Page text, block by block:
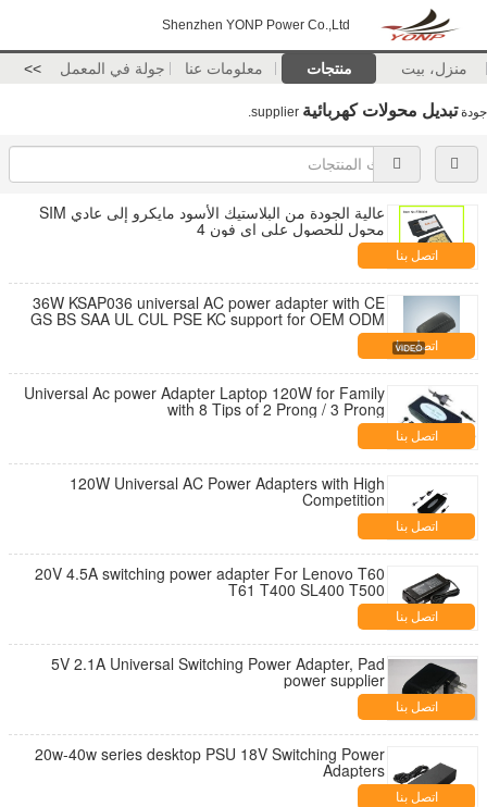
Shenzhen YONP Power Co.,Ltd
منزل، بيت منتجات معلومات عنا جولة في المعمل >>
جودةتبديل محولات كهربائية
عالية الجودة من البلاستيك الأسود مايكرو إلى عادي SIM
محول للحصول على اي فون 4
اتصل بنا
36W KSAP036 universal AC power adapter with CE
GS BS SAA UL CUL PSE KC support for OEM ODM
اتصل بنا
Universal Ac power Adapter Laptop 120W for Family
with 8 Tips of 2 Prong / 3 Prong
اتصل بنا
120W Universal AC Power Adapters with High
Competition
اتصل بنا
20V 4.5A switching power adapter For Lenovo T60
T61 T400 SL400 T500
اتصل بنا
5V 2.1A Universal Switching Power Adapter, Pad
power supplier
اتصل بنا
20w-40w series desktop PSU 18V Switching Power
Adapters
اتصل بنا